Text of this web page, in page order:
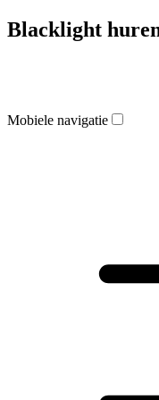
Blacklight
Mobiele navigatie